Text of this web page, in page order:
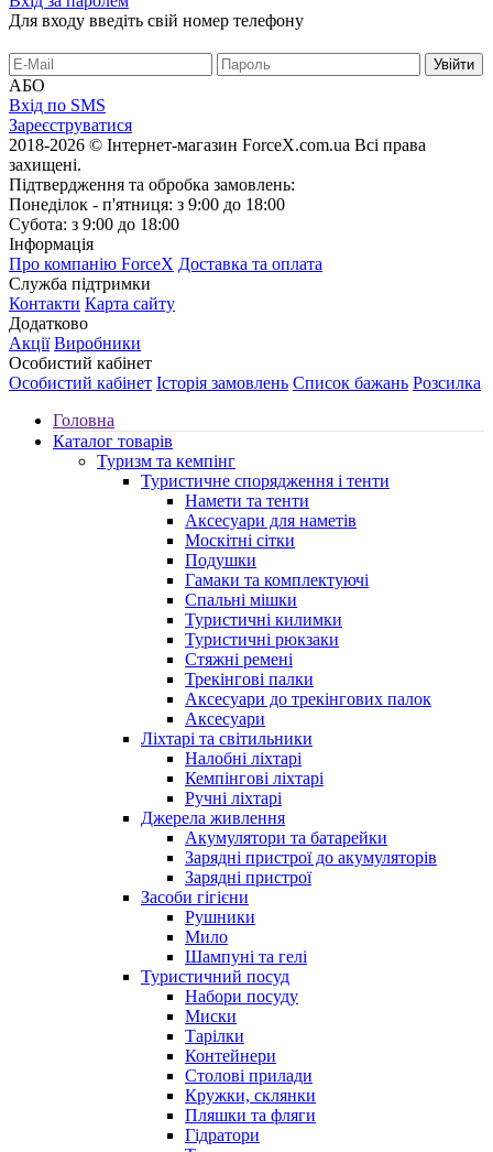
Для входу введіть свій номер телефону
АБО
Вхід по SMS
Зареєструватися
2018-2026 © Інтернет-магазин ForceX.com.ua Всі права
захищені.
Підтвердження та обробка замовлень:
Понеділок - п'ятниця: з 9:00 до 18:00
Субота: з 9:00 до 18:00
Інформація
Про компанію ForceX Доставка та оплата
Служба підтримки
Контакти Карта сайту
Додатково
Акції Виробники
Особистий кабінет
Особистий кабінет Історія замовлень Список бажань Розсилка
Головна
Каталог товарів
Туризм та кемпінг
Туристичне спорядження і тенти
Намети та тенти
Аксесуари для наметів
Москітні сітки
Подушки
Гамаки та комплектуючі
Спальні мішки
Туристичні килимки
Туристичні рюкзаки
Стяжні ремені
Трекінгові палки
Аксесуари до трекінгових палок
Аксесуари
Ліхтарі та світильники
Налобні ліхтарі
Кемпінгові ліхтарі
Ручні ліхтарі
Джерела живлення
Акумулятори та батарейки
Зарядні пристрої до акумуляторів
Зарядні пристрої
Засоби гігієни
Рушники
Мило
Шампуні та гелі
Туристичний посуд
Набори посуду
Миски
Тарілки
Контейнери
Столові прилади
Кружки, склянки
Пляшки та фляги
Гідратори